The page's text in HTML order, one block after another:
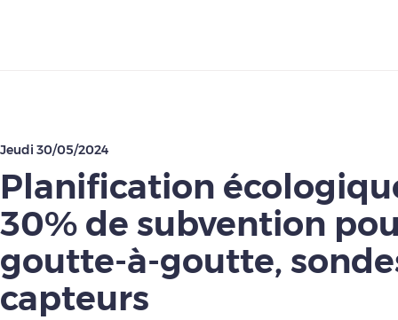
Jeudi 30/05/2024
Planification écologique
30% de subvention
goutte-à-goutte,
capteurs